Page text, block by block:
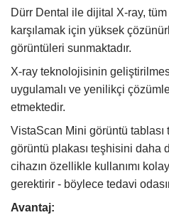
Dürr Dental ile dijital X-ray,
karşılamak için yüksek
görüntüleri sunmaktadır.
X-ray teknolojisinin
uygulamalı ve yenilikçi
etmektedir.
VistaScan Mini görüntü tablası
görüntü plakası teşhisini daha
cihazın özellikle kullanımı
gerektirir - böylece tedavi
Avantaj: